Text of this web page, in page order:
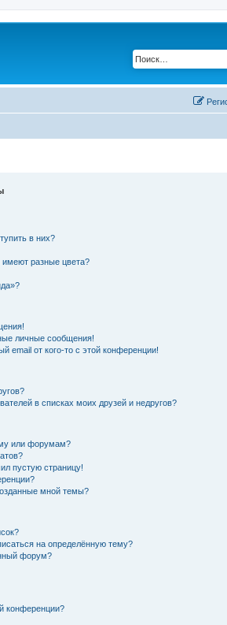
в них?
имеют разные цвета?
личные сообщения!
email от кого-то с этой конференции!
в списках моих друзей и недругов?
или форумам?
пустую страницу!
мной темы?
на определённую тему?
форум?
конференции?